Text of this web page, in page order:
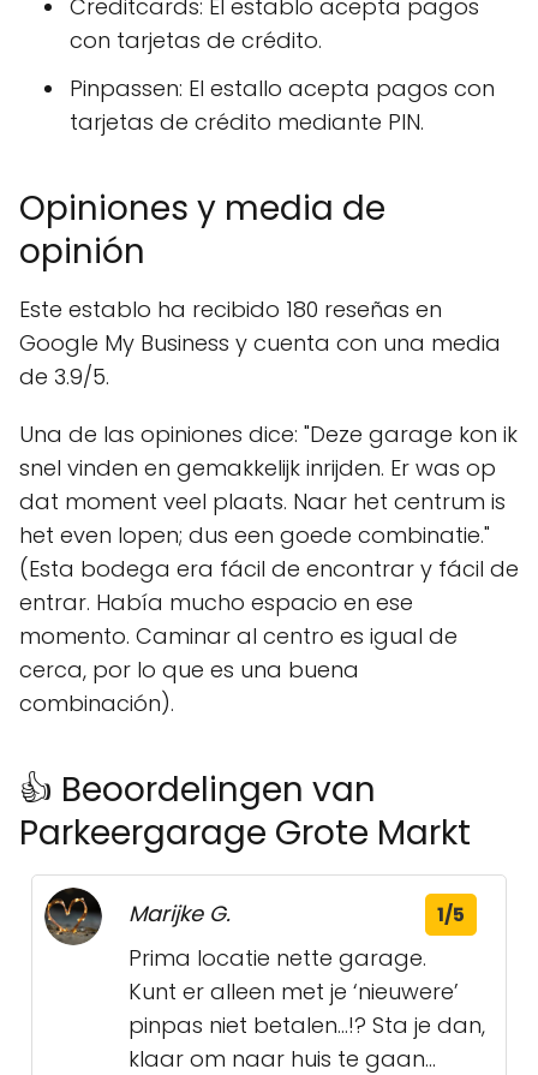
Creditcards: El establo acepta pagos
con tarjetas de crédito.
Pinpassen: El estallo acepta pagos con
tarjetas de crédito mediante PIN.
Opiniones y media de
opinión
Este establo ha recibido 180 reseñas en
Google My Business y cuenta con una media
de 3.9/5.
Una de las opiniones dice: "Deze garage kon ik
snel vinden en gemakkelijk inrijden. Er was op
dat moment veel plaats. Naar het centrum is
het even lopen; dus een goede combinatie."
(Esta bodega era fácil de encontrar y fácil de
entrar. Había mucho espacio en ese
momento. Caminar al centro es igual de
cerca, por lo que es una buena
combinación).
👍 Beoordelingen van
Parkeergarage Grote Markt
Marijke G. 1/5
Prima locatie nette garage.
Kunt er alleen met je ‘nieuwere’
pinpas niet betalen…!? Sta je dan,
klaar om naar huis te gaan…